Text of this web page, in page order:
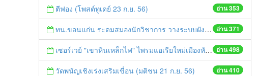
อ่าน 353
ตีฟอง (โพสต์ทูเดย์ 23 ก.ย. 56)
อ่าน 371
ทน.ขอนแก่น ระดมสมองนักวิชาการ วางระบบผังเมือง-ขนส่งมวลชน รับประชาคมอาเซียน (บ้านเมือง 23 ก.ย. 56)
อ่าน 498
เซอร์เวย์ "เขาหินเหล็กไฟ" ไพรมแอเรียใหม่เมืองหัวหิน ฝรั่งจับจองผุดบ้านหรูขายพรึ่บพรั่บ (ประชาชาติธุรกิจ 23-25 ก.ย. 56)
อ่าน 410
วัดพนัญเชิงเร่งเสริมเขื่อน (มติชน 21 ก.ย. 56)